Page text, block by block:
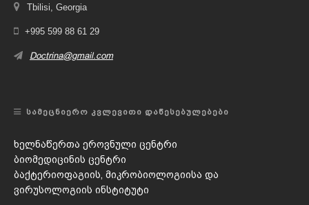
Tbilisi, Georgia
+995 599 88 61 29
Doctrina@gmail.com
ᲡᲐᲛᲔᲪᲜᲘᲔᲠᲝ ᲙᲕᲚᲔᲕᲘᲗᲘ ᲓᲐᲬᲔᲡᲔᲑᲣᲚᲔᲑᲔᲑᲘ
ხელნაწერთა ეროვნული ცენტრი
ბიომედიცინის ცენტრი
ბაქტერიოფაგიის, მიკრობიოლოგიისა და
ვირუსოლოგიის ინსტიტუტი